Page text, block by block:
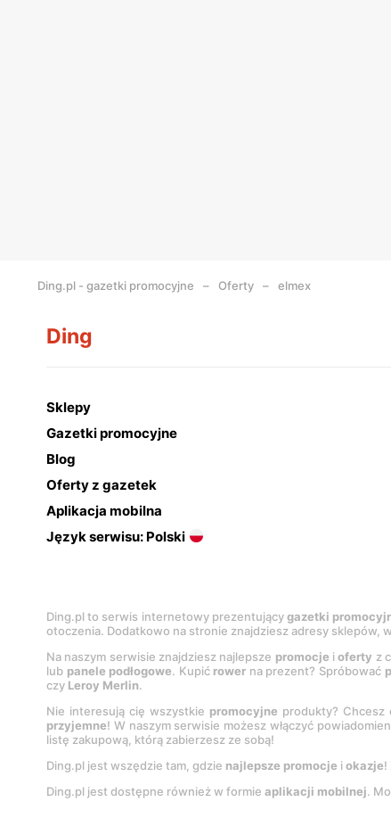
Ding.pl - gazetki promocyjne Oferty elmex
Ding
Sklepy
Gazetki promocyjne
Blog
Oferty z gazetek
Aplikacja mobilna
Język serwisu: Polski
Ding.pl to serwis internetowy prezentującygazetki
otoczenia. Dodatkowo na stronie znajdziesz adresy
Na naszym serwisie znajdziesz najlepsze promocje ioferty z
lub panele podłogowe. Kupić rower na prezent? Spróbować
czy Leroy Merlin.
Nie interesują cię wszystkie promocyjne produkty? Chcesz
przyjemne! W naszym serwisie możesz włączyć
listę zakupową, którą zabierzesz ze sobą!
Ding.pl jest wszędzie tam, gdzie najlepsze promocje i okazje!
Ding.pl jest dostępne również w formie aplikacji mobilnej.